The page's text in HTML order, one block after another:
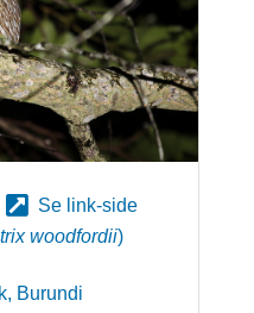
Se link-side
woodfordii)
, Burundi